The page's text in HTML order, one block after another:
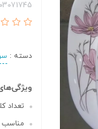
دسته :
تعداد کلی
مناسب